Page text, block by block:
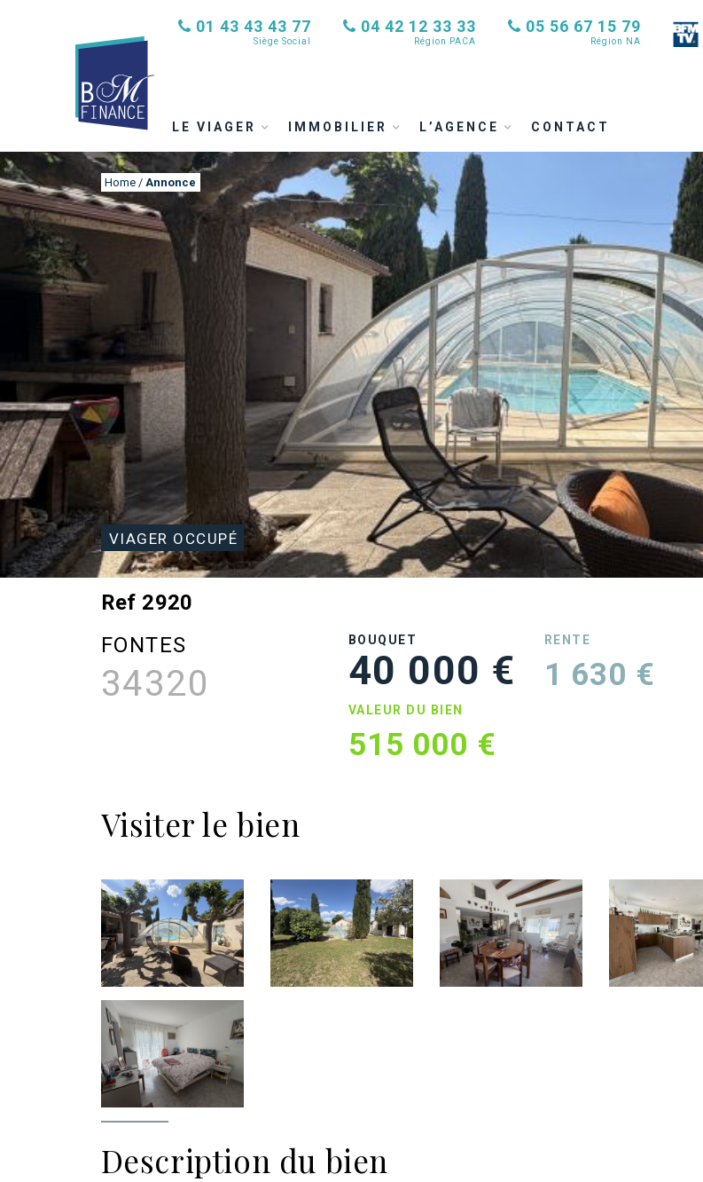
01 43 43 43 77
Siège Social
04 42 12 33 33
Région PACA
05 56 67 15 79
Région NA
LE VIAGER IMMOBILIER L’AGENCE CONTACT
Home / Annonce
ANNONCE
VIAGER OCCUPÉ
Ref 2920
FONTES
34320
BOUQUET
40 000 €
RENTE
1 630 €
VALEUR DU BIEN
515 000 €
Visiter le bien
Description du bien